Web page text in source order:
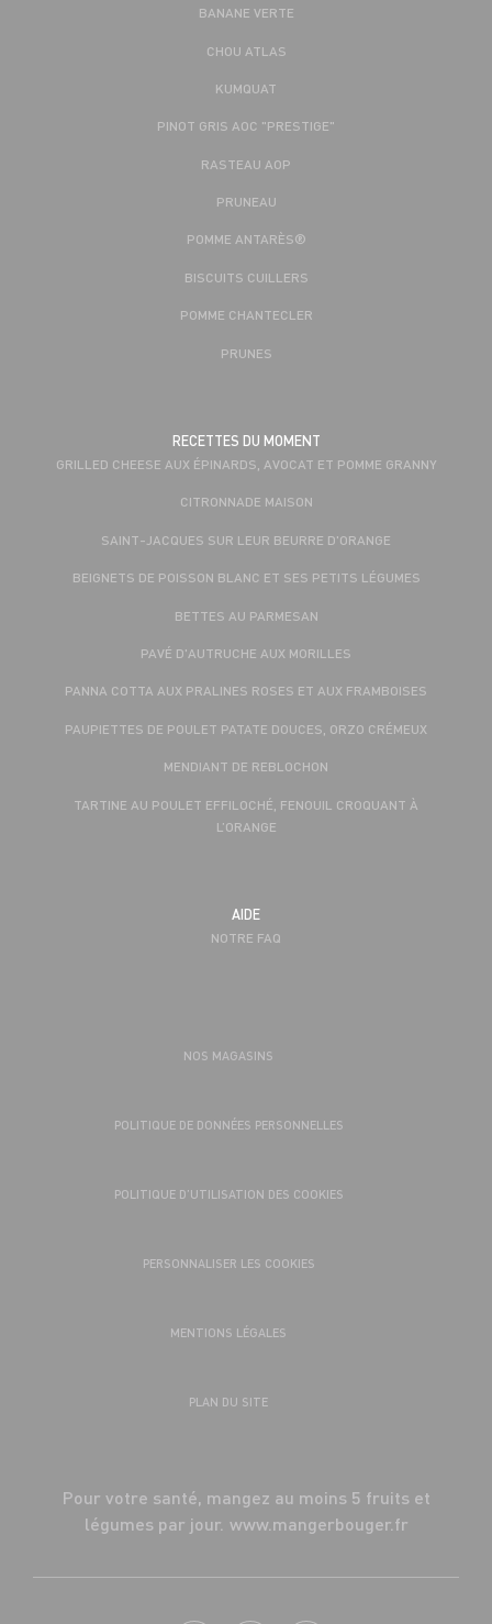
BANANE VERTE
CHOU ATLAS
KUMQUAT
PINOT GRIS AOC "PRESTIGE"
RASTEAU AOP
PRUNEAU
POMME ANTARÈS®
BISCUITS CUILLERS
POMME CHANTECLER
PRUNES
RECETTES DU MOMENT
GRILLED CHEESE AUX ÉPINARDS, AVOCAT ET POMME GRANNY
CITRONNADE MAISON
SAINT-JACQUES SUR LEUR BEURRE D'ORANGE
BEIGNETS DE POISSON BLANC ET SES PETITS LÉGUMES
BETTES AU PARMESAN
PAVÉ D'AUTRUCHE AUX MORILLES
PANNA COTTA AUX PRALINES ROSES ET AUX FRAMBOISES
PAUPIETTES DE POULET PATATE DOUCES, ORZO CRÉMEUX
MENDIANT DE REBLOCHON
TARTINE AU POULET EFFILOCHÉ, FENOUIL CROQUANT À
L’ORANGE
AIDE
NOTRE FAQ
NOS MAGASINS
POLITIQUE DE DONNÉES PERSONNELLES
POLITIQUE D’UTILISATION DES COOKIES
PERSONNALISER LES COOKIES
MENTIONS LÉGALES
PLAN DU SITE
Pour votre santé, mangez au moins 5 fruits et
légumes par jour. www.mangerbouger.fr